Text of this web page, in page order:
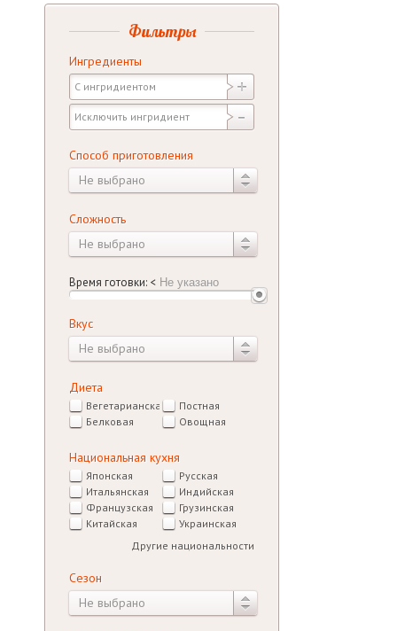
Фильтры
Ингредиенты
Способ приготовления
Не выбрано
Сложность
Не выбрано
Время готовки: <
Вкус
Не выбрано
Диета
Вегетарианская
Постная
Белковая
Овощная
Национальная кухня
Японская
Русская
Итальянская
Индийская
Французская
Грузинская
Китайская
Украинская
Другие национальности
Сезон
Не выбрано